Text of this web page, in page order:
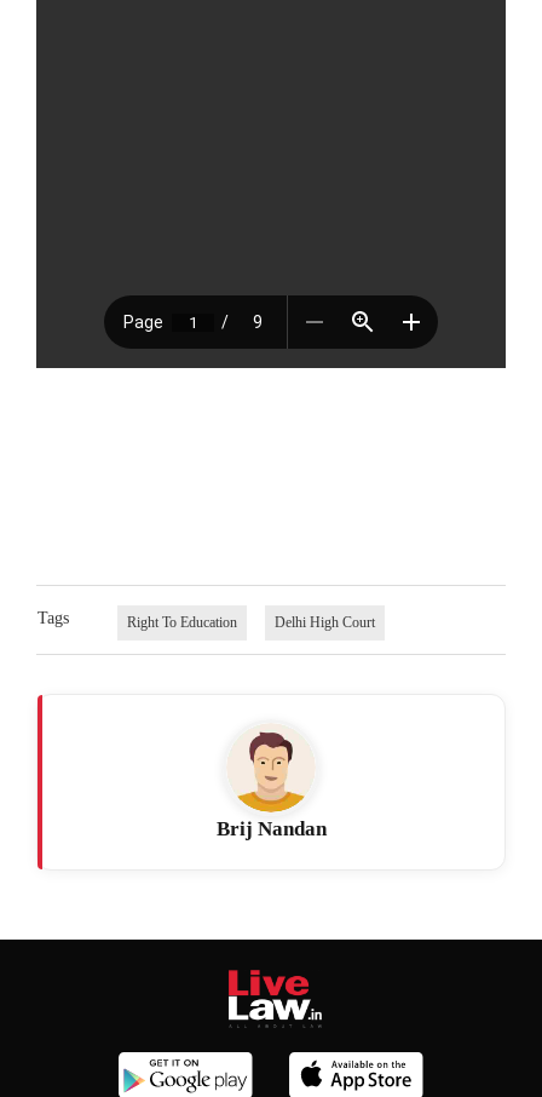
Tags Right To Education Delhi High Court
Brij Nandan